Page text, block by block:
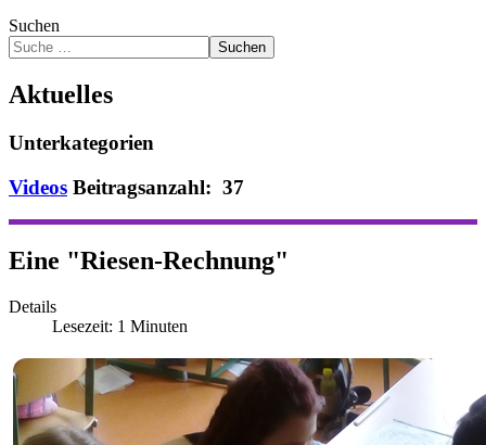
Suchen
Suchen
Aktuelles
Unterkategorien
Videos Beitragsanzahl: 37
Eine "Riesen-Rechnung"
Details
Lesezeit: 1 Minuten